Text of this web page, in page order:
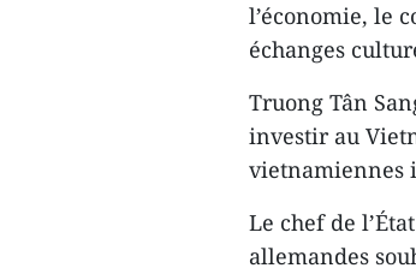
l’économie, le
échanges
Truong Tân
investir au
vietnamiennes
Le chef de
allemandes